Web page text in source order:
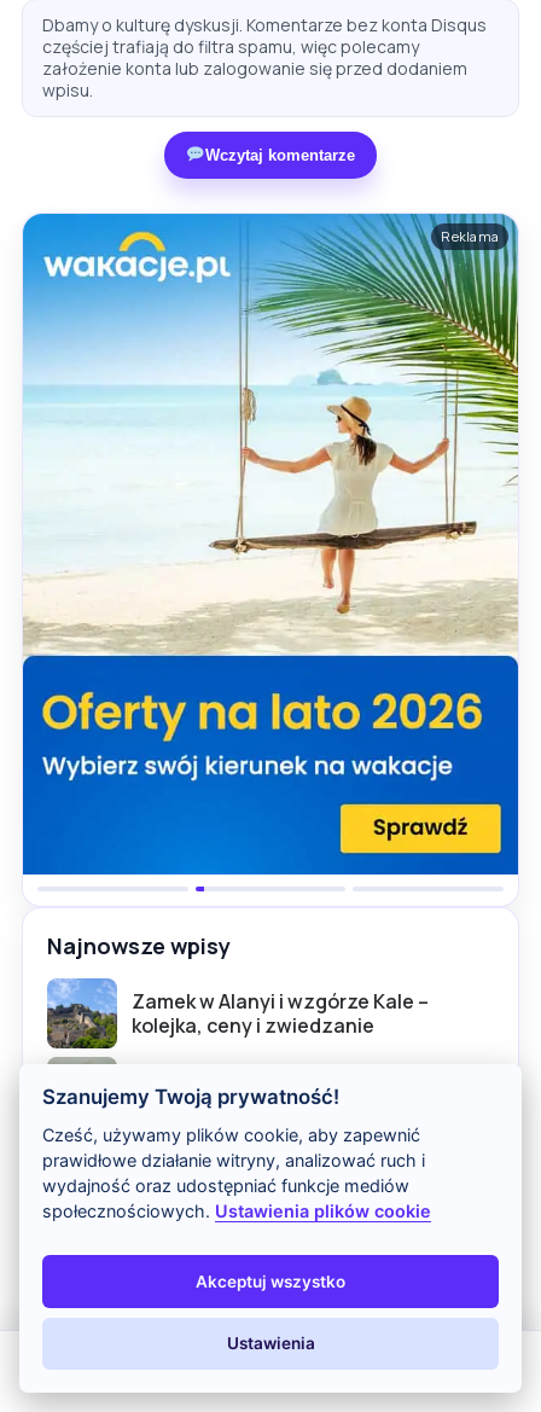
Dbamy o kulturę dyskusji. Komentarze bez konta Disqus
częściej trafiają do filtra spamu, więc polecamy
założenie konta lub zalogowanie się przed dodaniem
wpisu.
Wczytaj komentarze
Reklama
Najnowsze wpisy
Zamek w Alanyi i wzgórze Kale –
kolejka, ceny i zwiedzanie
atrakcje i najważniejsze informacje
Zielony Kanion w Turcji – rejs, ceny i
najważniejsze informacje
Hagia Sophia w Stambule –
zwiedzanie, bilety i najważniejsze
informacje
Jezioro Salda – tureckie Malediwy i
najważniejsze informacje
Błękitny Meczet w Stambule –
Szanujemy Twoją prywatność!
Cześć, używamy plików cookie, aby zapewnić
prawidłowe działanie witryny, analizować ruch i
wydajność oraz udostępniać funkcje mediów
społecznościowych. Ustawienia plików cookie
Akceptuj wszystko
Ustawienia